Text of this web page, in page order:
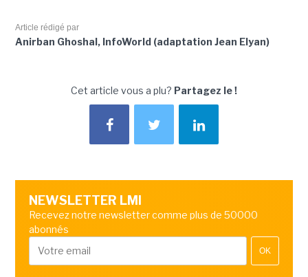
Article rédigé par
Anirban Ghoshal, InfoWorld (adaptation Jean Elyan)
Cet article vous a plu? Partagez le !
NEWSLETTER LMI
Recevez notre newsletter comme plus de 50000
abonnés
OK